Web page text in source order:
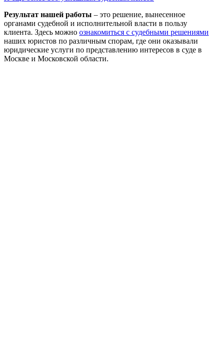
Результат нашей работы – это решение, вынесенное
органами судебной и исполнительной власти в пользу
клиента. Здесь можно ознакомиться с судебными решениями
наших юристов по различным спорам, где они оказывали
юридические услуги по представлению интересов в суде в
Москве и Московской области.